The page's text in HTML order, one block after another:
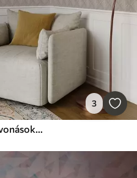
3
Falvédő Bézs színű, lágy, átlós vonásokból álló minta